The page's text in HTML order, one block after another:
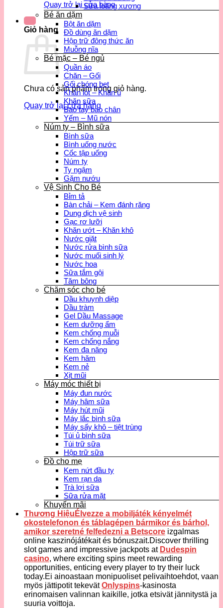
Quay trở lại cửa hàng
Giỏ hàng
Chưa có sản phẩm trong giỏ hàng.
Quay trở lại cửa hàng
Sữa loãng xương
Bé ăn dặm
Bột ăn dặm
Đồ dùng ăn dặm
Hộp trữ đông thức ăn
Muỗng nĩa
Bé mặc – Bé ngủ
Quần áo
Chăn – Gối
Gối chóng bẹt
Khăn lót – Khăn ủ
Khăn sữa
Bao tay bao chân
Yếm – Mũ nón
Núm ty – Bình sữa
Bình sữa
Bình uống nước
Cốc tập uống
Núm ty
Ty ngậm
Gặm nướu
Vệ Sinh Cho Bé
Bỉm tả
Bàn chải – Kem đánh răng
Dung dịch vệ sinh
Gạc rơ lưỡi
Khăn ướt – Khăn khô
Nước giặt
Nước rửa bình sữa
Nước muối sinh lý
Nước hoa
Sữa tắm gội
Tăm bông
Chăm sóc cho bé
Dầu khuynh diệp
Dầu tràm
Gel Dầu Massage
Kem dưỡng ẩm
Kem chống muỗi
Kem chống nắng
Kem đa năng
Kem hăm
Kem nẻ
Xịt mũi
Máy móc thiết bị
Máy đun nước
Máy hâm sữa
Máy hút mũi
Máy lắc bình sữa
Máy sấy khô – tiệt trùng
Túi ủ bình sữa
Túi trữ sữa
Hộp trữ sữa
Đồ cho mẹ
Kem nứt đầu ty
Kem rạn da
Trà lợi sữa
Sữa rửa mặt
Khuyến mãi
Thương HiệuÉlvezze a mobiljáték kényelmét
okostelefonon és táblagépen bármikor és bárhol,
amikor szeretné felfedezni a Betscore izgalmas
online kaszinójátékait és bónuszait.Discover thrilling
slot games and impressive jackpots at Dudespin
casino, where exciting spins meet rewarding
opportunities, enticing every player to try their luck
today.Ei ainoastaan monipuoliset pelivaihtoehdot, vaan
myös jättipotit tekevätOnlyspins-kasinosta
erinomaisen valinnan kaikille, jotka etsivät jännitystä ja
suuria voittoja.